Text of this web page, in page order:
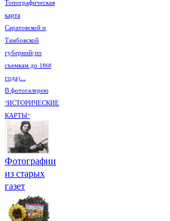
Топографическая
карта
Саратовской и
Тамбовской
губерний(по
съемкам до 1868
года)...
В фотогалерею
"ИСТОРИЧЕСКИЕ
КАРТЫ"
Фотографии
из старых
газет